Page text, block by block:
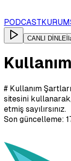
PODCAST
CANLI DİNLE
# Kullanım
sitesini
etmiş sayılırsınız.
Son güncelleme: